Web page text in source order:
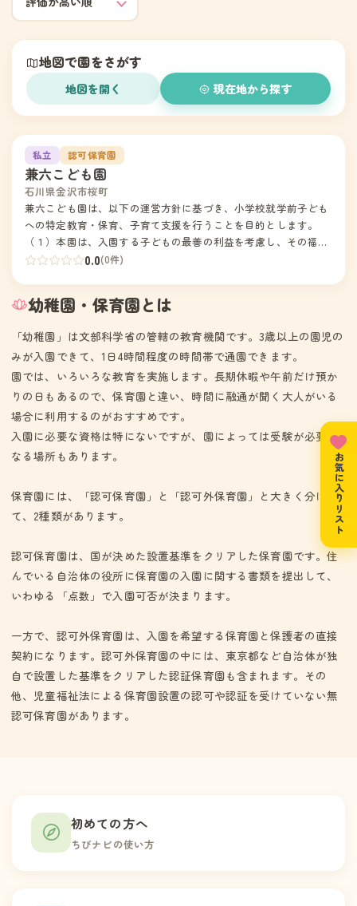
地図で園をさがす
地図を開く 現在地から探す
1私立 認可保育園
兼六こども園
石川県金沢市桜町
兼六こども園は、以下の運営方針に基づき、小学校就学前子ども
への特定教育・保育、子育て支援を行うことを目的とします。
（１）本園は、入園する子どもの最善の利益を考慮し、その福祉
を積極的に増進することに最もふさわしい生活の場を提供するよ
踏まえ、教育と保育を一体的に行います。（３）本園は、社会の
め、子ども・保護者・地域に信頼されるよう努めます。（４）本
園は、安心・安定した情緒と落ち着いた環境の中で、健やかで豊
かな心と体が育つよう教育・保育を行います。本園は、幼保連携
型認定こども園教育・保育要領（平成29年内閣府・文部科学省・
厚生労働省告示第1 号）に基づく、特定教育・保育の提供を適切
に行います。（１）発達の連続性の考慮した特定教育・保育の提
供・・・０歳から小学校就学前までの一貫した教育及び保育を園
児の発達を考慮した特定教育・保育を提供します。（２）様々な
満・・・特に
0.0(0件)
幼稚園・保育園とは
「幼稚園」は文部科学省の管轄の教育機関です。3歳以上の園児の
みが入園できて、1日4時間程度の時間帯で通園できます。
園では、いろいろな教育を実施します。長期休暇や午前だけ預か
りの日もあるので、保育園と違い、時間に融通が聞く大人がいる
場合に利用するのがおすすめです。
入園に必要な資格は特にないですが、園によっては受験が必要と
なる場所もあります。
保育園には、「認可保育園」と「認可外保育園」と大きく分け
て、2種類があります。
認可保育園は、国が決めた設置基準をクリアした保育園です。住
んでいる自治体の役所に保育園の入園に関する書類を提出して、
いわゆる「点数」で入園可否が決まります。
一方で、認可外保育園は、入園を希望する保育園と保護者の直接
契約になります。認可外保育園の中には、東京都など自治体が独
自で設置した基準をクリアした認証保育園も含まれます。その
他、児童福祉法による保育園設置の認可や認証を受けていない無
認可保育園があります。
初めての方へ
ちびナビの使い方
お気に入りリスト